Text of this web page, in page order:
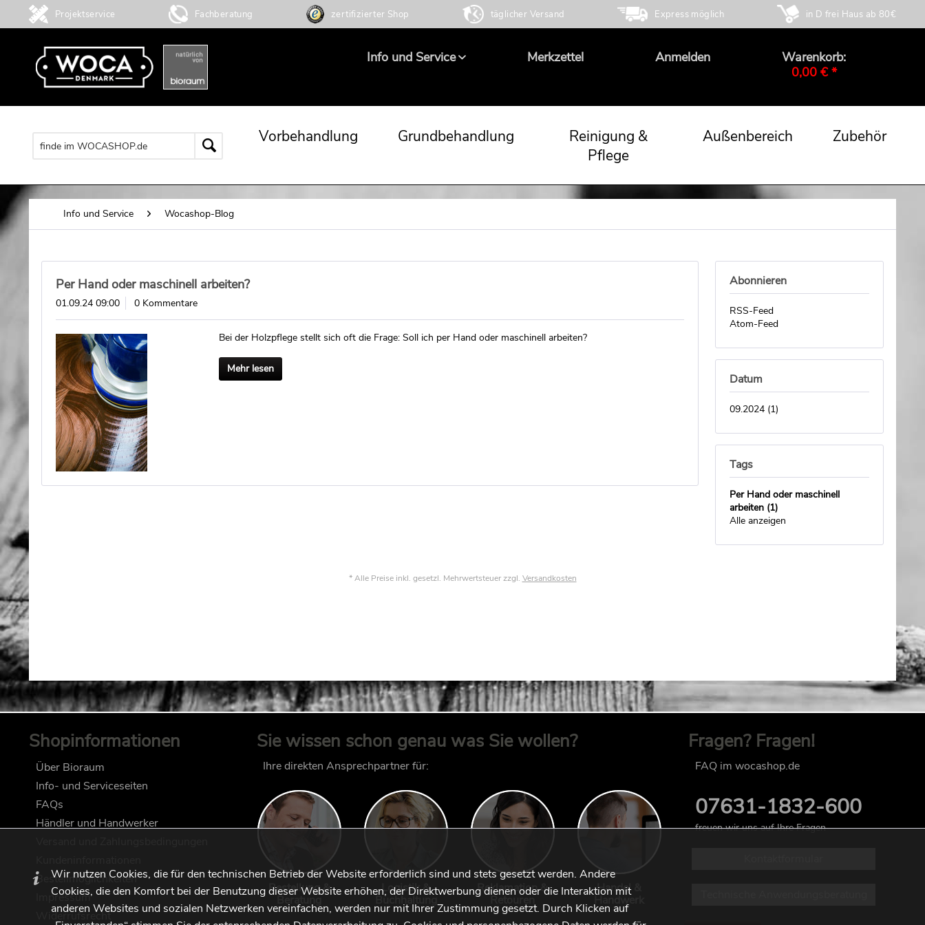
Projektservice Fachberatung zertifizierter Shop täglicher Versand Express möglich in D frei Haus ab 80€
Info und Service Merkzettel Anmelden
Warenkorb:
0,00 € *
Vorbehandlung Grundbehandlung
Reinigung &
Pflege
Außenbereich Zubehör
Info und Service Wocashop-Blog
Abonnieren
RSS-Feed
Atom-Feed
Datum
09.2024 (1)
Tags
Per Hand oder maschinell
arbeiten (1)
Alle anzeigen
Per Hand oder maschinell arbeiten?
01.09.24 09:00 0 Kommentare
Bei der Holzpflege stellt sich oft die Frage: Soll ich per Hand oder maschinell arbeiten?
Mehr lesen
* Alle Preise inkl. gesetzl. Mehrwertsteuer zzgl. Versandkosten
Shopinformationen
Über Bioraum
Info- und Serviceseiten
FAQs
Händler und Handwerker
Bestellmöglichkeiten
Impressum
Widerrufsrecht
Sie wissen schon genau was Sie wollen?
Ihre direkten Ansprechpartner für:
Bestellung &
Logistik &
Buchhaltung
Reklamation &
Handel &
Fragen? Fragen!
FAQ im wocashop.de
07631-1832-600
freuen wir uns auf Ihre Fragen
Wir nutzen Cookies, die für den technischen Betrieb der Website erforderlich sind und stets gesetzt werden. Andere
Cookies, die den Komfort bei der Benutzung dieser Website erhöhen, der Direktwerbung dienen oder die Interaktion mit
anderen Websites und sozialen Netzwerken vereinfachen, werden nur mit Ihrer Zustimmung gesetzt. Durch Klicken auf